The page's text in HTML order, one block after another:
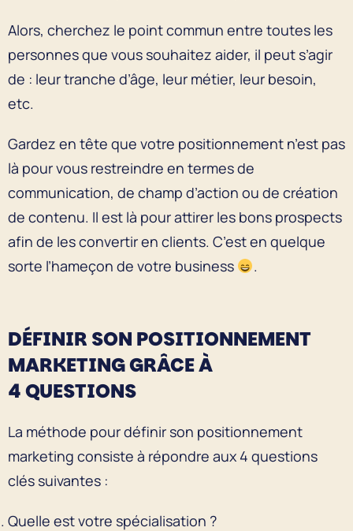
Alors, cherchez le point commun entre toutes les
personnes que vous souhaitez aider, il peut s’agir
de : leur tranche d’âge, leur métier, leur besoin,
etc.
Gardez en tête que votre positionnement n’est pas
là pour vous restreindre en termes de
communication, de champ d’action ou de création
de contenu. Il est là pour attirer les bons prospects
afin de les convertir en clients. C’est en quelque
sorte l’hameçon de votre business
.
DÉFINIR SON POSITIONNEMENT
MARKETING GRÂCE À
4 QUESTIONS
La méthode pour définir son positionnement
marketing consiste à répondre aux 4 questions
clés suivantes :
Quelle est votre spécialisation ?